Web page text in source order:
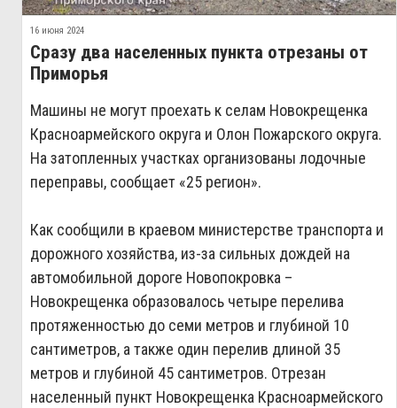
16 июня 2024
Сразу два населенных пункта отрезаны от
Приморья
Машины не могут проехать к селам Новокрещенка
Красноармейского округа и Олон Пожарского округа.
На затопленных участках организованы лодочные
переправы, сообщает «25 регион».
Как сообщили в краевом министерстве транспорта и
дорожного хозяйства, из-за сильных дождей на
автомобильной дороге Новопокровка –
Новокрещенка образовалось четыре перелива
протяженностью до семи метров и глубиной 10
сантиметров, а также один перелив длиной 35
метров и глубиной 45 сантиметров. Отрезан
населенный пункт Новокрещенка Красноармейского